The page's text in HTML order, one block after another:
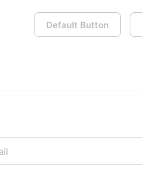
Default Button